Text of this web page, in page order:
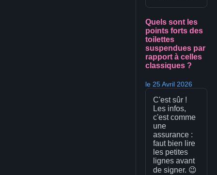
Quels sont les
points forts des
toilettes
suspendues par
rapport à celles
classiques ?
le 25 Avril 2026
C'est sûr !
Les infos,
c'est comme
une
assurance :
faut bien lire
les petites
lignes avant
de signer. 😉